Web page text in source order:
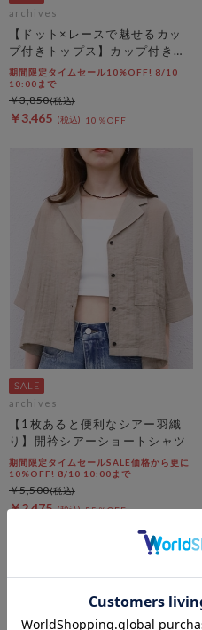
archives
【ドット×レースで魅せるカッ
プ付きトップス】カップ付きホ
ルダーネックレースタンクトッ
プ
期間限定タイムセール10%OFF! 8/10
10:00まで
￥3,465 10％OFF
￥3,850
archives
【1枚あると便利なシアー羽織
り】開衿シアーショートシャツ
期間限定タイムセールSALE価格から更に
10%OFF! 8/10 10:00まで
￥2,475 55％OFF
￥5,500